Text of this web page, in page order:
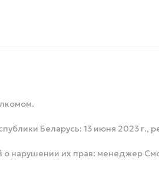
Беларусь: 13 июня 2023 г.,
нарушении их прав: менеджер